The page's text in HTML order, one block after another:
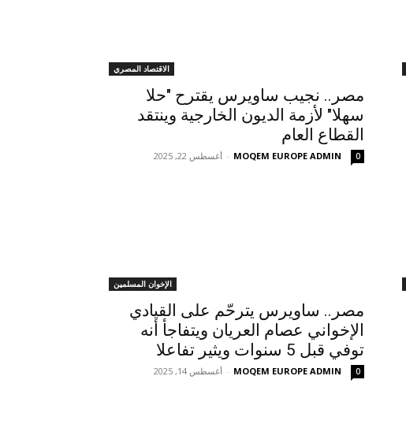
الاقتصاد المصري
مصر.. نجيب ساويرس يقترح "حلا
سهلا" لأزمة الديون الخارجية وينتقد
القطاع العام
MOQEM EUROPE ADMIN
- أغسطس 22, 2025 0
الإخوان المسلمين
مصر.. ساويرس يترحّم على القيادي
الإخواني عصام العريان ويتفاجأ أنه
توفي قبل 5 سنوات ويثير تفاعلا
MOQEM EUROPE ADMIN
- أغسطس 14, 2025 0